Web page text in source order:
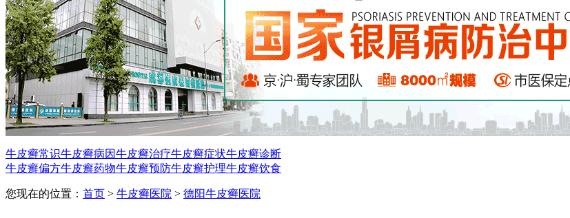
牛皮癣常识牛皮癣病因牛皮癣治疗牛皮癣症状牛皮癣诊断
牛皮癣偏方牛皮癣药物牛皮癣预防牛皮癣护理牛皮癣饮食
您现在的位置： 首页 > 牛皮癣医院 > 德阳牛皮癣医院